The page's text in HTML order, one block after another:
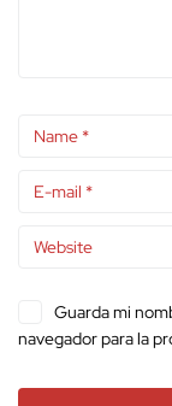
Guarda mi
navegador para la